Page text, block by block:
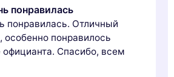
понравилась
понравилась. Отличный
особенно понравилось
Спасибо, всем